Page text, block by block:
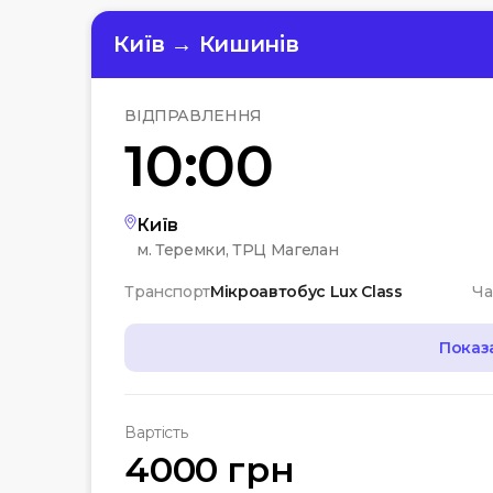
Київ → Кишинів
ВІДПРАВЛЕННЯ
10:00
Київ
м. Теремки, ТРЦ Магелан
ТранспортМікроавтобус Lux Class
07:00
Автостанція
Вартість
4000 грн